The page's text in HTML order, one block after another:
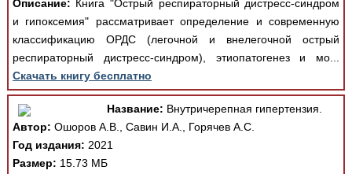
Описание: Книга "Острый респираторный дистресс-синдром
и гипоксемия" рассматривает определение и современную
классификацию ОРДС (легочной и внелегочной острый
респираторный дистресс-синдром), этиопатогенез и мо...
Скачать книгу бесплатно
Название: Внутричерепная гипертензия.
Автор: Ошоров А.В., Савин И.А., Горячев А.С.
Год издания: 2021
Размер: 15.73 МБ